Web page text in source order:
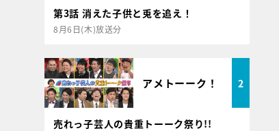
第3話 消えた子供と兎を追え！
8月6日(木)放送分
アメトーーク！ 2
売れっ子芸人の貴重トーーク祭り!!